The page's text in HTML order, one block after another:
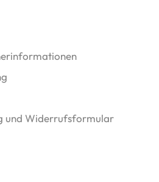
und Widerrufsformular